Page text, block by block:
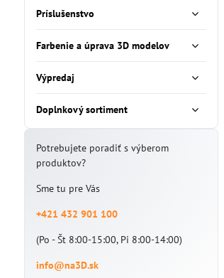
Príslušenstvo
Farbenie a úprava 3D modelov
Výpredaj
Doplnkový sortiment
Potrebujete poradiť s výberom
produktov?
Sme tu pre Vás
+421 432 901 100
(Po - Št 8:00-15:00, Pi 8:00-14:00)
info@na3D.sk